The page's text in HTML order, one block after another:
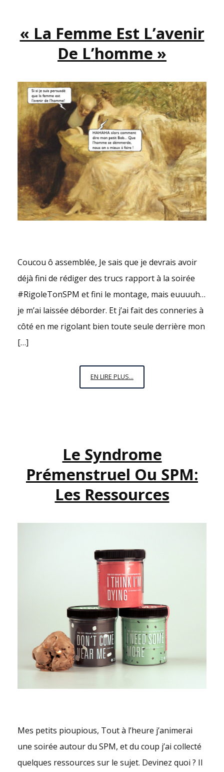
REMÈDES
POUR
LUTTER
CONTRE
« La Femme Est L’avenir
De L’homme »
Coucou ô assemblée, Je sais que je devrais avoir
déjà fini de rédiger des trucs rapport à la soirée
#RigoleTonSPM et fini le montage, mais euuuuh…
je m’ai laissée déborder. Et j’ai fait des conneries à
côté en me rigolant bien toute seule derrière mon
[…]
EN LIRE PLUS...
FEMME
Le Syndrome
Prémenstruel Ou SPM:
Les Ressources
Mes petits pioupious, Tout à l’heure j’animerai
une soirée autour du SPM, et du coup j’ai collecté
quelques ressources sur le sujet. Devinez quoi ? Il